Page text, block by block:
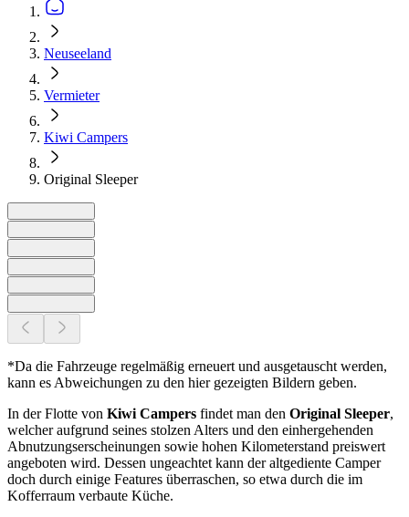
Neuseeland
Vermieter
Kiwi Campers
Original Sleeper
*Da die Fahrzeuge regelmäßig erneuert und ausgetauscht werden,
kann es Abweichungen zu den hier gezeigten Bildern geben.
In der Flotte von Kiwi Campers findet man den Original Sleeper,
welcher aufgrund seines stolzen Alters und den einhergehenden
Abnutzungserscheinungen sowie hohen Kilometerstand preiswert
angeboten wird. Dessen ungeachtet kann der altgediente Camper
doch durch einige Features überraschen, so etwa durch die im
Kofferraum verbaute Küche.